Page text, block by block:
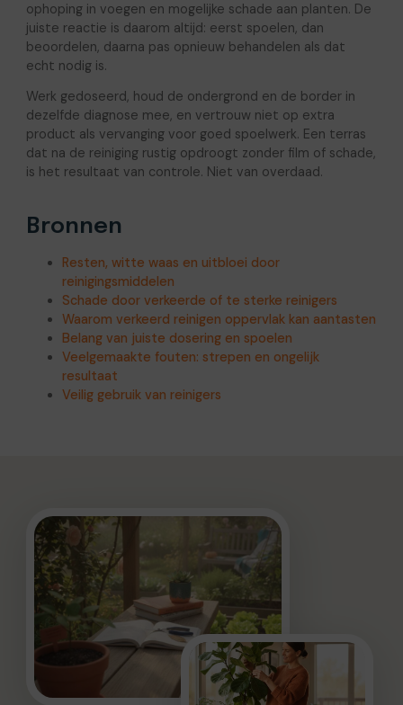
ophoping in voegen en mogelijke schade aan planten. De
juiste reactie is daarom altijd: eerst spoelen, dan
beoordelen, daarna pas opnieuw behandelen als dat
echt nodig is.
Werk gedoseerd, houd de ondergrond en de border in
dezelfde diagnose mee, en vertrouw niet op extra
product als vervanging voor goed spoelwerk. Een terras
dat na de reiniging rustig opdroogt zonder film of schade,
is het resultaat van controle. Niet van overdaad.
Bronnen
Resten, witte waas en uitbloei door
reinigingsmiddelen
Schade door verkeerde of te sterke reinigers
Waarom verkeerd reinigen oppervlak kan aantasten
Belang van juiste dosering en spoelen
Veelgemaakte fouten: strepen en ongelijk
resultaat
Veilig gebruik van reinigers